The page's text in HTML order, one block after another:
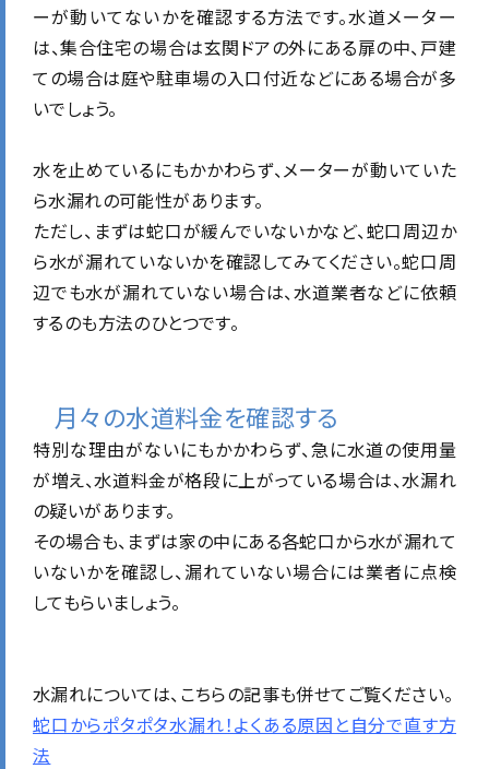
ーが動いてないかを確認する方法です。水道メーター
は、集合住宅の場合は玄関ドアの外にある扉の中、戸建
ての場合は庭や駐車場の入口付近などにある場合が多
いでしょう。
水を止めているにもかかわらず、メーターが動いていた
ら水漏れの可能性があります。
ただし、まずは蛇口が緩んでいないかなど、蛇口周辺か
ら水が漏れていないかを確認してみてください。蛇口周
辺でも水が漏れていない場合は、水道業者などに依頼
するのも方法のひとつです。
月々の水道料金を確認する
特別な理由がないにもかかわらず、急に水道の使用量
が増え、水道料金が格段に上がっている場合は、水漏れ
の疑いがあります。
その場合も、まずは家の中にある各蛇口から水が漏れて
いないかを確認し、漏れていない場合には業者に点検
してもらいましょう。
水漏れについては、こちらの記事も併せてご覧ください。
蛇口からポタポタ水漏れ！よくある原因と自分で直す方
法